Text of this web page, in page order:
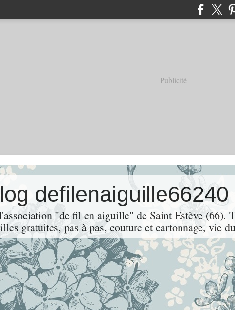
Publicité
defilenaiguille66240
"de fil en aiguille" de Saint Estève (66).
gratuites, pas à pas, couture et cartonnage, vie